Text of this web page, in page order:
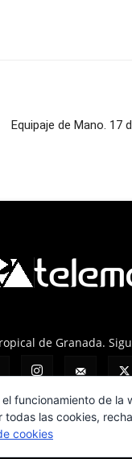
Equipaje de Mano. 17
de Granada.
funcionamiento de la
todas las cookies,
cookies